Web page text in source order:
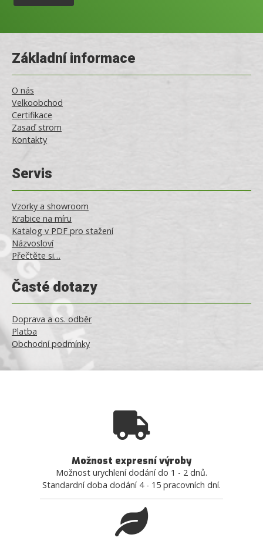
Základní informace
O nás
Velkoobchod
Certifikace
Zasaď strom
Kontakty
Servis
Vzorky a showroom
Krabice na míru
Katalog v PDF pro stažení
Názvosloví
Přečtěte si…
Časté dotazy
Doprava a os. odběr
Platba
Obchodní podmínky
Možnost expresní výroby
Možnost urychlení dodání do 1 - 2 dnů.
Standardní doba dodání 4 - 15 pracovních dní.